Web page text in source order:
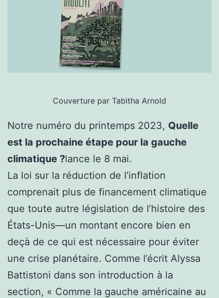
Couverture par Tabitha Arnold
Notre numéro du printemps 2023, Quelle
est la prochaine étape pour la gauche
climatique ?lance le 8 mai.
La loi sur la réduction de l’inflation
comprenait plus de financement climatique
que toute autre législation de l’histoire des
États-Unis—un montant encore bien en
deçà de ce qui est nécessaire pour éviter
une crise planétaire. Comme l’écrit Alyssa
Battistoni dans son introduction à la
section, « Comme la gauche américaine au